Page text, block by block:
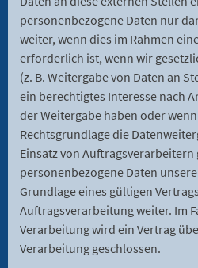
personenbezogene Daten nur
weiter, wenn dies im Rahmen
erforderlich ist, wenn wir
(z. B. Weitergabe von Daten an
ein berechtigtes Interesse nach
der Weitergabe haben oder
Rechtsgrundlage die
Einsatz von Auftragsverarbeitern
personenbezogene Daten
Grundlage eines gültigen
Auftragsverarbeitung weiter. Im
Verarbeitung wird ein Vertrag
Verarbeitung geschlossen.